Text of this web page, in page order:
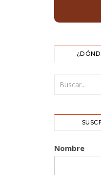
Nombre